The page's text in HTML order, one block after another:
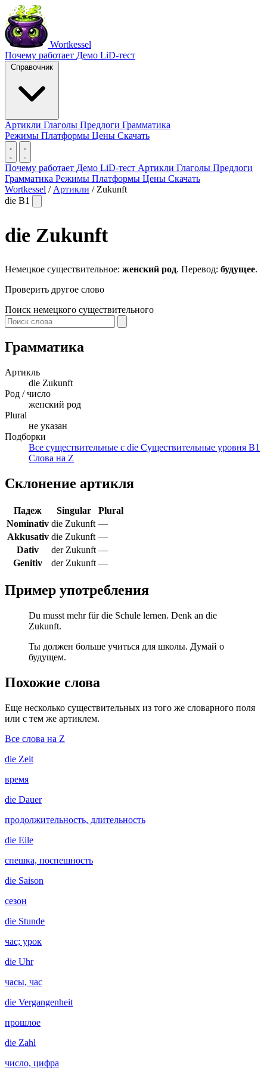
Wortkessel
Почему работает Демо LiD-тест
Справочник
Артикли Глаголы Предлоги Грамматика
Режимы Платформы Цены Скачать
Почему работает Демо LiD-тест Артикли Глаголы Предлоги
Грамматика Режимы Платформы Цены Скачать
Wortkessel / Артикли / Zukunft
die B1
die Zukunft
Немецкое существительное: женский род. Перевод: будущее.
Проверить другое слово
Поиск немецкого существительного
Грамматика
Артикль
die Zukunft
Род / число
женский род
Plural
не указан
Подборки
Все существительные с die Существительные уровня B1
Слова на Z
Склонение артикля
Падеж Singular
Plural
Nominativ die Zukunft —
Akkusativ die Zukunft —
Dativ
der Zukunft —
Genitiv
der Zukunft —
Пример употребления
Du musst mehr für die Schule lernen. Denk an die
Zukunft.
Ты должен больше учиться для школы. Думай о
будущем.
Похожие слова
Еще несколько существительных из того же словарного поля
или с тем же артиклем.
Все слова на Z
die Zeit
время
die Dauer
продолжительность, длительность
die Eile
спешка, поспешность
die Saison
сезон
die Stunde
час; урок
die Uhr
часы, час
die Vergangenheit
прошлое
die Zahl
число, цифра